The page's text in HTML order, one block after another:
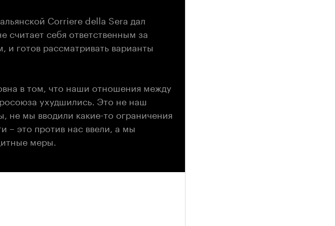
Corriere della Sera дал
себя ответственным за
готов рассматривать варианты
в том, что наши отношения между
ухудшились. Это не наш
не мы вводили какие-то ограничения
– это против нас ввели, а мы
меры.